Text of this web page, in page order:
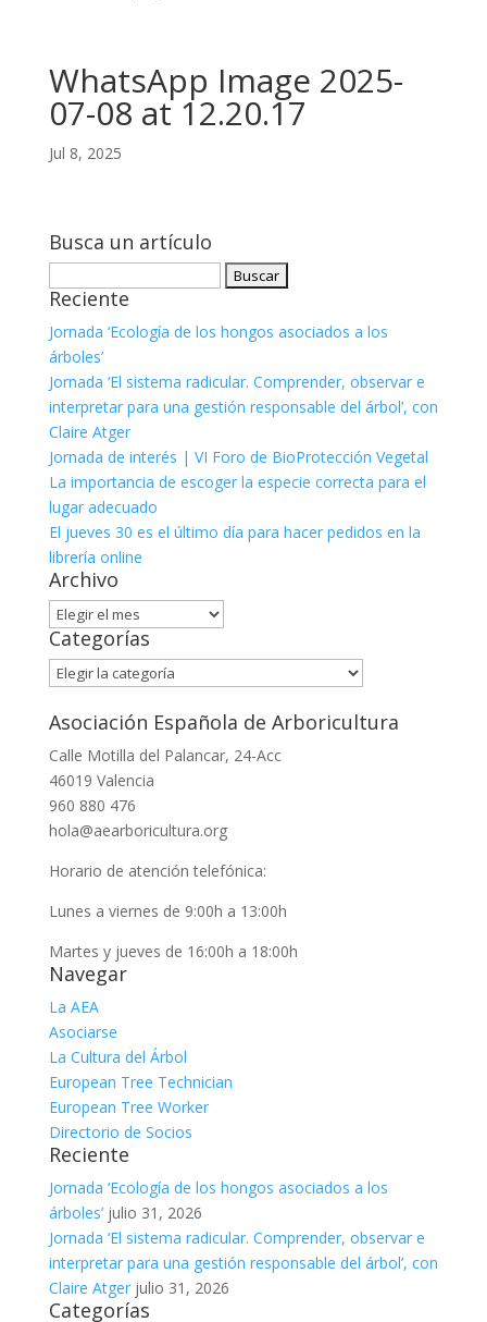
WhatsApp Image 2025-
07-08 at 12.20.17
Jul 8, 2025
Busca un artículo
Reciente
Jornada ‘Ecología de los hongos asociados a los
árboles’
Jornada ‘El sistema radicular. Comprender, observar e
interpretar para una gestión responsable del árbol’, con
Claire Atger
Jornada de interés | VI Foro de BioProtección Vegetal
La importancia de escoger la especie correcta para el
lugar adecuado
El jueves 30 es el último día para hacer pedidos en la
librería online
Archivo
Archivo
Categorías
Categorías
Asociación Española de Arboricultura
Calle Motilla del Palancar, 24-Acc
46019 Valencia
960 880 476
hola@aearboricultura.org
Horario de atención telefónica:
Lunes a viernes de 9:00h a 13:00h
Martes y jueves de 16:00h a 18:00h
Navegar
La AEA
Asociarse
La Cultura del Árbol
European Tree Technician
European Tree Worker
Directorio de Socios
Reciente
Jornada ‘Ecología de los hongos asociados a los
árboles’ julio 31, 2026
Jornada ‘El sistema radicular. Comprender, observar e
interpretar para una gestión responsable del árbol’, con
Claire Atger julio 31, 2026
Categorías